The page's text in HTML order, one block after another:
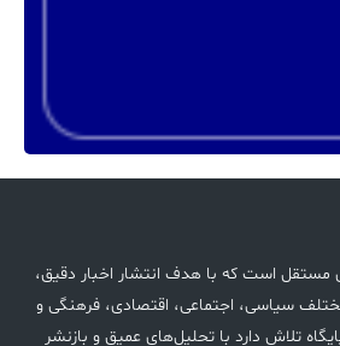
مستقل است که با هدف انتشار اخبار دقیق،
سیاسی، اجتماعی، اقتصادی، فرهنگی و
تلاش دارد با تحلیل‌های عمیق و بازنشر